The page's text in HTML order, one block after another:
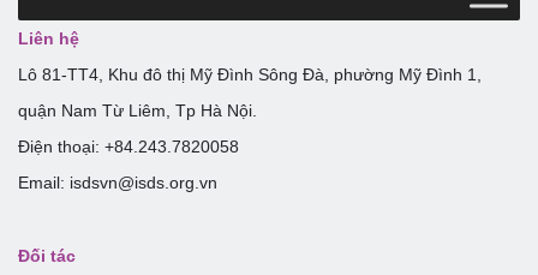
Liên hệ
Lô 81-TT4, Khu đô thị Mỹ Đình Sông Đà, phường Mỹ Đình 1,
quận Nam Từ Liêm, Tp Hà Nội.
Điện thoại: +84.243.7820058
Email: isdsvn@isds.org.vn
Đối tác